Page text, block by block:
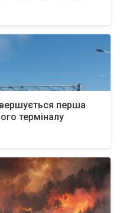
перша
терміналу